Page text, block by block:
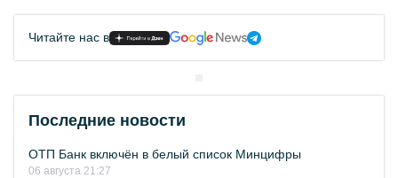
Читайте нас в
Последние новости
ОТП Банк включён в белый список Минцифры
06 августа 21:27